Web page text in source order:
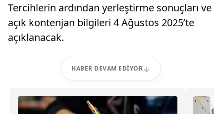
Tercihlerin ardından yerleştirme sonuçları ve
açık kontenjan bilgileri 4 Ağustos 2025’te
açıklanacak.
HABER DEVAM EDIYOR